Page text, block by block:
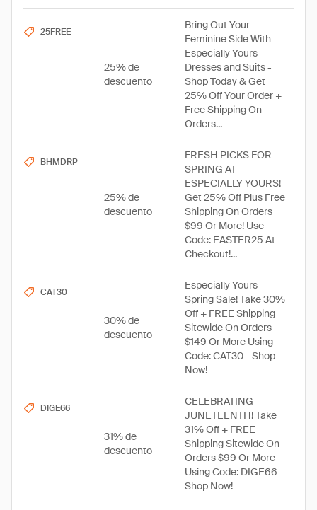
25FREE
25% de
descuento
Bring Out Your
Feminine Side With
Especially Yours
Dresses and Suits -
Shop Today & Get
25% Off Your Order +
Free Shipping On
Orders...
BHMDRP
25% de
descuento
FRESH PICKS FOR
SPRING AT
ESPECIALLY YOURS!
Get 25% Off Plus Free
Shipping On Orders
$99 Or More! Use
Code: EASTER25 At
Checkout!...
CAT30
30% de
descuento
Especially Yours
Spring Sale! Take 30%
Off + FREE Shipping
Sitewide On Orders
$149 Or More Using
Code: CAT30 - Shop
Now!
DIGE66
31% de
descuento
CELEBRATING
JUNETEENTH! Take
31% Off + FREE
Shipping Sitewide On
Orders $99 Or More
Using Code: DIGE66 -
Shop Now!